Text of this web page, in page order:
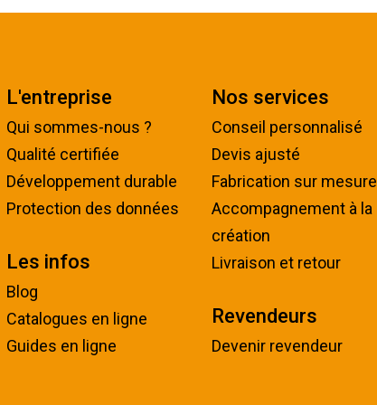
L'entreprise
Qui sommes-nous ?
Qualité certifiée
Développement durable
Protection des données
Les infos
Blog
Catalogues en ligne
Guides en ligne
Nos services
Conseil personnalisé
Devis ajusté
Fabrication sur mesure
Accompagnement à la
création
Livraison et retour
Revendeurs
Devenir revendeur